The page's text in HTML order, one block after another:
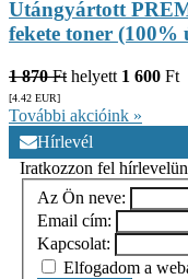
Utángyártott
fekete toner (100%
1 870 Ft helyett 1 600 Ft
[4.42 EUR]
További akcióink »
Hírlevél
Iratkozzon fel
Az Ön neve:
Email cím:
Kapcsolat:
Elfogadom a